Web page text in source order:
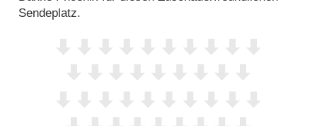
Sendeplatz.